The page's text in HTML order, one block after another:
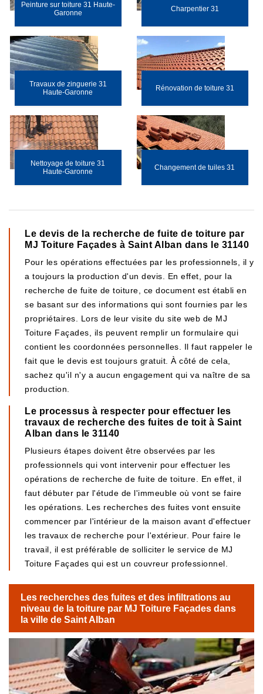
Peinture sur toiture 31 Haute-
Garonne
Charpentier 31
Travaux de zinguerie 31
Haute-Garonne
Rénovation de toiture 31
Nettoyage de toiture 31
Haute-Garonne
Changement de tuiles 31
Le devis de la recherche de fuite de toiture par
MJ Toiture Façades à Saint Alban dans le 31140
Pour les opérations effectuées par les professionnels, il y
a toujours la production d'un devis. En effet, pour la
recherche de fuite de toiture, ce document est établi en
se basant sur des informations qui sont fournies par les
propriétaires. Lors de leur visite du site web de MJ
Toiture Façades, ils peuvent remplir un formulaire qui
contient les coordonnées personnelles. Il faut rappeler le
fait que le devis est toujours gratuit. À côté de cela,
sachez qu'il n'y a aucun engagement qui va naître de sa
production.
Le processus à respecter pour effectuer les
travaux de recherche des fuites de toit à Saint
Alban dans le 31140
Plusieurs étapes doivent être observées par les
professionnels qui vont intervenir pour effectuer les
opérations de recherche de fuite de toiture. En effet, il
faut débuter par l'étude de l'immeuble où vont se faire
les opérations. Les recherches des fuites vont ensuite
commencer par l'intérieur de la maison avant d'effectuer
les travaux de recherche pour l'extérieur. Pour faire le
travail, il est préférable de solliciter le service de MJ
Toiture Façades qui est un couvreur professionnel.
Les recherches des fuites et des infiltrations au
niveau de la toiture par MJ Toiture Façades dans
la ville de Saint Alban